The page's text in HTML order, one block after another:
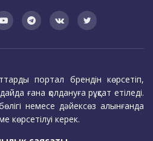
портал брендін көрсетіп,
ғана қолдануға рұқсат етіледі.
немесе дәйексөз алынғанда
көрсетілуі керек.